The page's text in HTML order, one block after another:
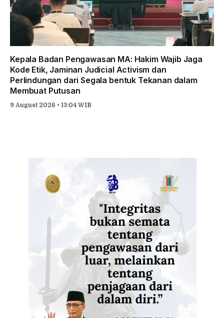
Kepala Badan Pengawasan MA: Hakim Wajib Jaga
Kode Etik, Jaminan Judicial Activism dan
Perlindungan dari Segala bentuk Tekanan dalam
Membuat Putusan
9 August 2026 • 13:04 WIB